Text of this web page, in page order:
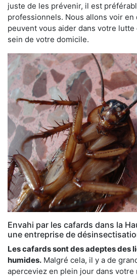
juste de les prévenir, il est
professionnels. Nous allons voir
peuvent vous aider dans votre
sein de votre domicile.
Envahi par les cafards dans la
une entreprise de
Les cafards sont des adeptes des
humides. Malgré cela, il y a de
aperceviez en plein jour dans votre